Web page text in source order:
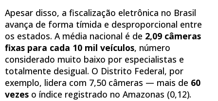
Apesar disso, a fiscalização eletrônica no Brasil
avança de forma tímida e desproporcional entre
os estados. A média nacional é de 2,09 câmeras
fixas para cada 10 mil veículos, número
considerado muito baixo por especialistas e
totalmente desigual. O Distrito Federal, por
exemplo, lidera com 7,50 câmeras — mais de 60
vezes o índice registrado no Amazonas (0,12).